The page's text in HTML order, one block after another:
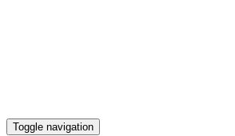
Toggle navigation